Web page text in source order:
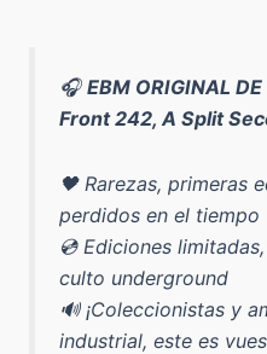
🎧EBM ORIGINAL
Front 242, A Split
🖤 Rarezas, primeras
perdidos en el tiempo
💿 Ediciones
culto underground
🔊 ¡Coleccionistas y
industrial, este es